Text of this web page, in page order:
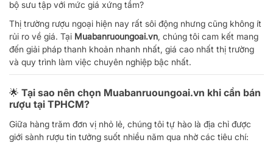
bộ sưu tập với mức giá xứng tầm?
Thị trường rượu ngoại hiện nay rất sôi động nhưng cũng không ít
rủi ro về giá. Tại Muabanruoungoai.vn, chúng tôi cam kết mang
đến giải pháp thanh khoản nhanh nhất, giá cao nhất thị trường
và quy trình làm việc chuyên nghiệp bậc nhất.
🌟 Tại sao nên chọn Muabanruoungoai.vn khi cần bán
rượu tại TPHCM?
Giữa hàng trăm đơn vị nhỏ lẻ, chúng tôi tự hào là địa chỉ được
giới sành rượu tin tưởng suốt nhiều năm qua nhờ các tiêu chí: